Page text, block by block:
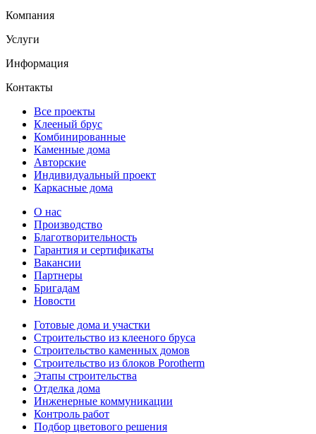
Компания
Услуги
Информация
Контакты
Все проекты
Клееный брус
Комбинированные
Каменные дома
Авторские
Индивидуальный проект
Каркасные дома
О нас
Производство
Благотворительность
Гарантия и сертификаты
Вакансии
Партнеры
Бригадам
Новости
Готовые дома и участки
Строительство из клееного бруса
Строительство каменных домов
Строительство из блоков Porotherm
Этапы строительства
Отделка дома
Инженерные коммуникации
Контроль работ
Подбор цветового решения